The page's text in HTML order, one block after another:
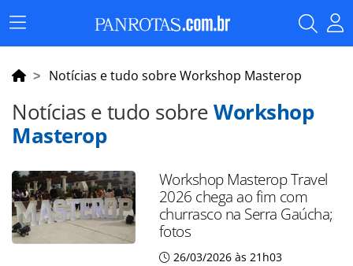
Menu
Principal
Notícias e tudo sobre Workshop Masterop
Notícias e tudo sobreWorkshop
Masterop
Workshop Masterop Travel
2026 chega ao fim com
churrasco na Serra Gaúcha;
fotos
26/03/2026 às 21h03